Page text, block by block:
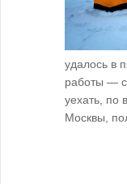
удалось в
работы —
уехать, по
Москвы,